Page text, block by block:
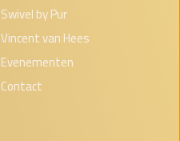
Swivel by Pur
Vincent van Hees
Evenementen
Contact